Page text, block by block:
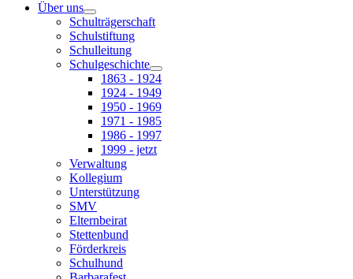
Über uns
Schulträgerschaft
Schulstiftung
Schulleitung
Schulgeschichte
1863 - 1924
1924 - 1949
1950 - 1969
1971 - 1985
1986 - 1997
1999 - jetzt
Verwaltung
Kollegium
Unterstützung
SMV
Elternbeirat
Stettenbund
Förderkreis
Schulhund